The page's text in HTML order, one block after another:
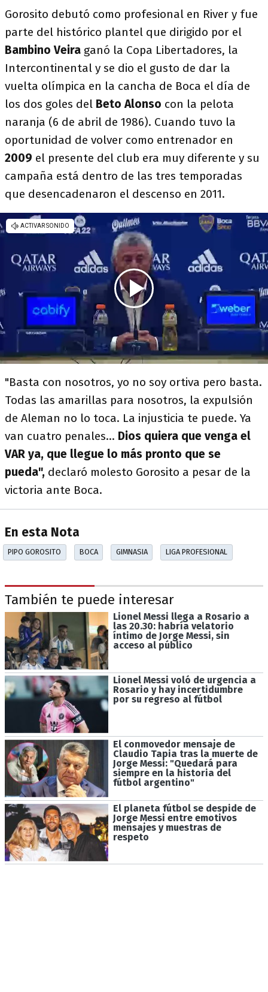
Gorosito debutó como profesional en River y fue
parte del histórico plantel que dirigido por el
Bambino Veira ganó la Copa Libertadores, la
Intercontinental y se dio el gusto de dar la
vuelta olímpica en la cancha de Boca el día de
los dos goles del Beto Alonso con la pelota
naranja (6 de abril de 1986). Cuando tuvo la
oportunidad de volver como entrenador en
2009 el presente del club era muy diferente y su
campaña está dentro de las tres temporadas
que desencadenaron el descenso en 2011.
"Basta con nosotros, yo no soy ortiva pero basta.
Todas las amarillas para nosotros, la expulsión
de Aleman no lo toca. La injusticia te puede. Ya
van cuatro penales... Dios quiera que venga el
VAR ya, que llegue lo más pronto que se
pueda", declaró molesto Gorosito a pesar de la
victoria ante Boca.
En esta Nota
PIPO GOROSITO BOCA GIMNASIA LIGA PROFESIONAL
También te puede interesar
Lionel Messi llega a Rosario a
las 20.30: habría velatorio
íntimo de Jorge Messi, sin
acceso al público
Lionel Messi voló de urgencia a
Rosario y hay incertidumbre
por su regreso al fútbol
El conmovedor mensaje de
Claudio Tapia tras la muerte de
Jorge Messi: "Quedará para
siempre en la historia del
fútbol argentino"
El planeta fútbol se despide de
Jorge Messi entre emotivos
mensajes y muestras de
respeto